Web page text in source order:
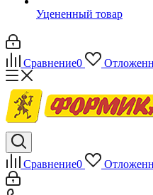
Уцененный товар
Сравнение0
Сравнение0